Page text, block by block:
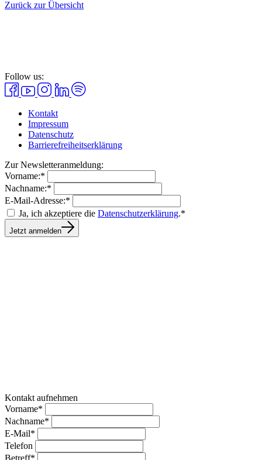
Zurück zur Übersicht
Follow us:
Kontakt
Impressum
Datenschutz
Barrierefreiheitserklärung
Zur Newsletteranmeldung:
Vorname:*
Nachname:*
E-Mail-Adresse:*
Ja, ich akzeptiere die Datenschutzerklärung.*
Jetzt anmelden
Kontakt aufnehmen
Vorname*
Nachname*
E-Mail*
Telefon
Betreff*